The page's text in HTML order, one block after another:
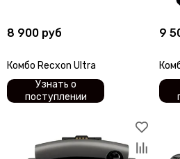
8 900 руб
Комбо Recxon Ultra
Узнать о
поступлении
9